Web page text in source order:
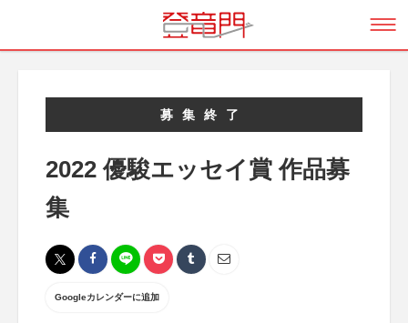
募集終了
2022 優駿エッセイ賞 作品募
集
Googleカレンダーに追加